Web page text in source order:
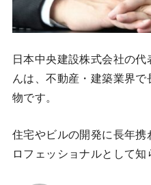
日本中央建設株式会社の
んは、不動産・建築業界
物です。
住宅やビルの開発に長年
ロフェッショナルとして知